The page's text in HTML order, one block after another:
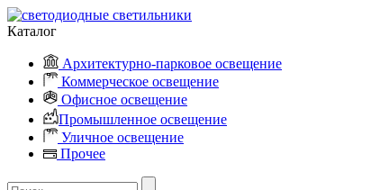
Каталог
Архитектурно-парковое освещение
Коммерческое освещение
Офисное освещение
Промышленное освещение
Уличное освещение
Прочее